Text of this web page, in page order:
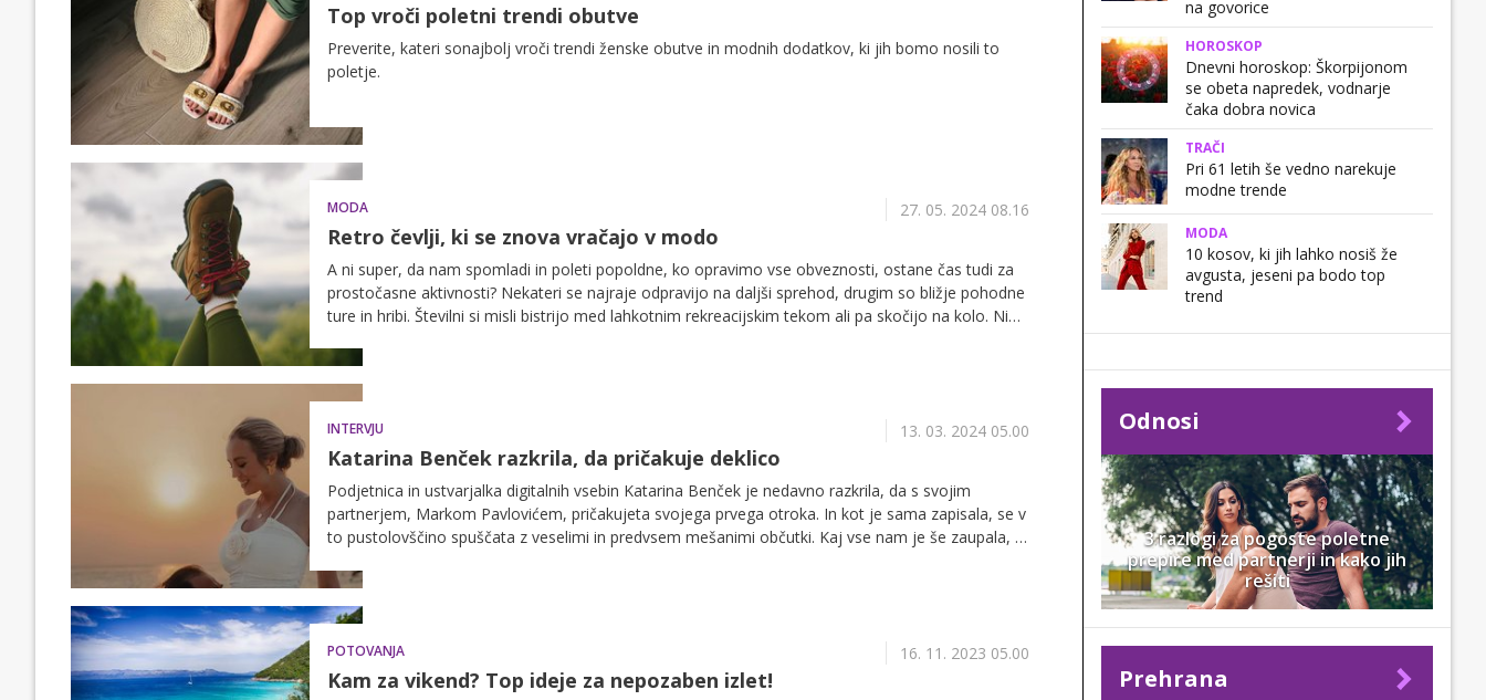
Top vroči poletni trendi obutve
Preverite, kateri sonajbolj vroči trendi ženske obutve in modnih dodatkov, ki jih bomo nosili to
poletje.
MODA 27. 05. 2024 08.16
Retro čevlji, ki se znova vračajo v modo
A ni super, da nam spomladi in poleti popoldne, ko opravimo vse obveznosti, ostane čas tudi za
prostočasne aktivnosti? Nekateri se najraje odpravijo na daljši sprehod, drugim so bližje pohodne
ture in hribi. Številni si misli bistrijo med lahkotnim rekreacijskim tekom ali pa skočijo na kolo. Ni
primerno opremiti. Tudi stil igra namreč v športu še kako pomembno vlogo!
INTERVJU 13. 03. 2024 05.00
Katarina Benček razkrila, da pričakuje deklico
Podjetnica in ustvarjalka digitalnih vsebin Katarina Benček je nedavno razkrila, da s svojim
partnerjem, Markom Pavlovićem, pričakujeta svojega prvega otroka. In kot je sama zapisala, se v
to pustolovščino spuščata z veselimi in predvsem mešanimi občutki. Kaj vse nam je še zaupala, si
POTOVANJA 16. 11. 2023 05.00
Kam za vikend? Top ideje za nepozaben izlet!
na govorice
HOROSKOP
Dnevni horoskop: Škorpijonom
se obeta napredek, vodnarje
čaka dobra novica
TRAČI
Pri 61 letih še vedno narekuje
modne trende
MODA
10 kosov, ki jih lahko nosiš že
avgusta, jeseni pa bodo top
trend
Odnosi
3 razlogi za pogoste poletne
prepire med partnerji in kako jih
rešiti
Prehrana